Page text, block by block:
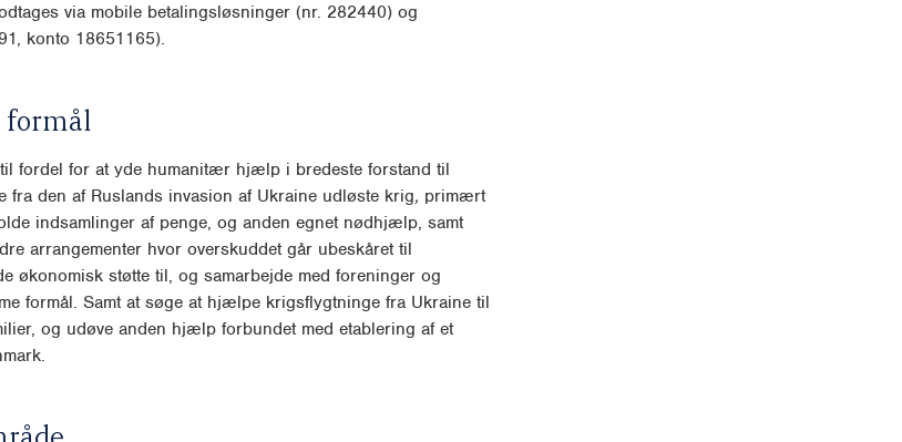
via mobile betalingsløsninger (nr. 282440) og
konto 18651165).
formål
fordel for at yde humanitær hjælp i bredeste forstand til
fra den af Ruslands invasion af Ukraine udløste krig, primært
indsamlinger af penge, og anden egnet nødhjælp, samt
arrangementer hvor overskuddet går ubeskåret til
økonomisk støtte til, og samarbejde med foreninger og
formål. Samt at søge at hjælpe krigsflygtninge fra Ukraine til
og udøve anden hjælp forbundet med etablering af et